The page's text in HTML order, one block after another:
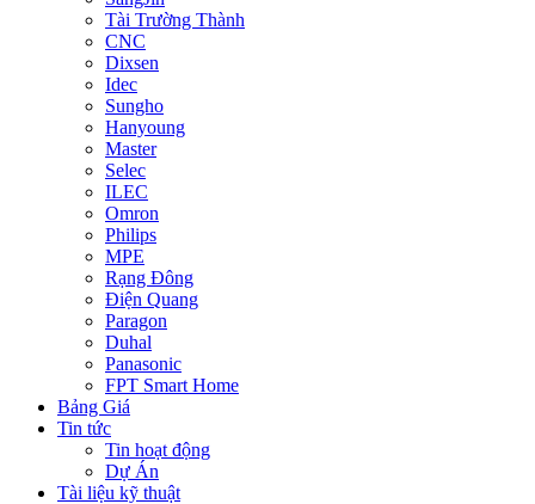
Tài Trường Thành
CNC
Dixsen
Idec
Sungho
Hanyoung
Master
Selec
ILEC
Omron
Philips
MPE
Rạng Đông
Điện Quang
Paragon
Duhal
Panasonic
FPT Smart Home
Bảng Giá
Tin tức
Tin hoạt động
Dự Án
Tài liệu kỹ thuật